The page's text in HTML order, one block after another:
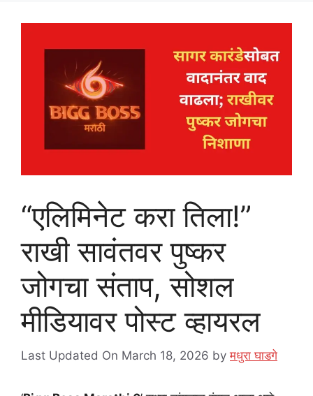
“एलिमिनेट करा तिला!”
राखी सावंतवर पुष्कर
जोगचा संताप, सोशल
मीडियावर पोस्ट व्हायरल
Last Updated On March 18, 2026 byमधुरा घाडगे